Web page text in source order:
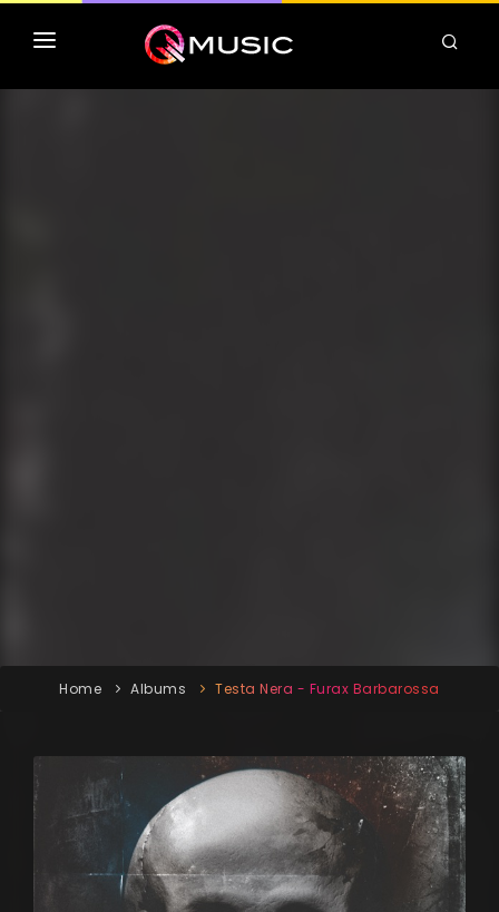
TOP MP3 ITUNES
Home Albums Testa Nera - Furax Barbarossa